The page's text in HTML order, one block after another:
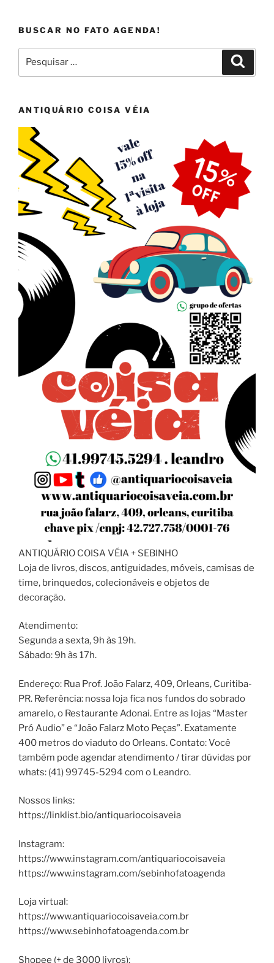
BUSCAR NO FATO AGENDA!
por:
ANTIQUÁRIO COISA VÉIA
ANTIQUÁRIO COISA VÉIA + SEBINHO
Loja de livros, discos, antiguidades, móveis, camisas de
time, brinquedos, colecionáveis e objetos de
decoração.
Atendimento:
Segunda a sexta, 9h às 19h.
Sábado: 9h às 17h.
Endereço: Rua Prof. João Falarz, 409, Orleans, Curitiba-
PR. Referência: nossa loja fica nos fundos do sobrado
amarelo, o Restaurante Adonai. Entre as lojas “Master
Pró Audio” e “João Falarz Moto Peças”. Exatamente
400 metros do viaduto do Orleans. Contato: Você
também pode agendar atendimento / tirar dúvidas por
whats: (41) 99745-5294 com o Leandro.
Nossos links:
https://linklist.bio/antiquariocoisaveia
Instagram:
https://www.instagram.com/antiquariocoisaveia
https://www.instagram.com/sebinhofatoagenda
Loja virtual:
https://www.antiquariocoisaveia.com.br
https://www.sebinhofatoagenda.com.br
Shopee (+ de 3000 livros):